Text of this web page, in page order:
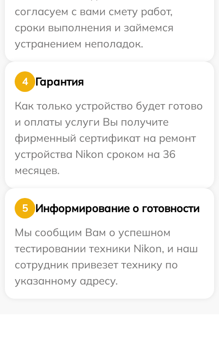
согласуем с вами смету работ,
сроки выполнения и займемся
устранением неполадок.
4
Гарантия
Как только устройство будет готово
и оплаты услуги Вы получите
фирменный сертификат на ремонт
устройства Nikon сроком на 36
месяцев.
5
Информирование о готовности
Мы сообщим Вам о успешном
тестировании техники Nikon, и наш
сотрудник привезет технику по
указанному адресу.